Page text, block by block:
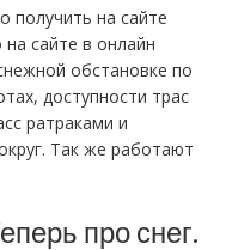
на сайте
сайте в онлайн
обстановке по
доступности трас
ратраками и
Так же работают
про снег.